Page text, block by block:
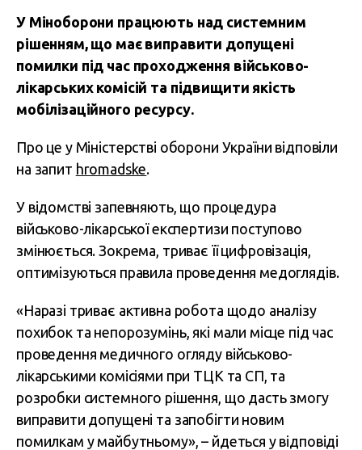
У Міноборони працюють над системним
рішенням, що має виправити допущені
помилки під час проходження військово-
лікарських комісій та підвищити якість
мобілізаційного ресурсу.
Про це у Міністерстві оборони України відповіли
на запит hromadske.
У відомстві запевняють, що процедура
військово-лікарської експертизи поступово
змінюється. Зокрема, триває її цифровізація,
оптимізуються правила проведення медоглядів.
«Наразі триває активна робота щодо аналізу
похибок та непорозумінь, які мали місце під час
проведення медичного огляду військово-
лікарськими комісіями при ТЦК та СП, та
розробки системного рішення, що дасть змогу
виправити допущені та запобігти новим
помилкам у майбутньому», – йдеться у відповіді